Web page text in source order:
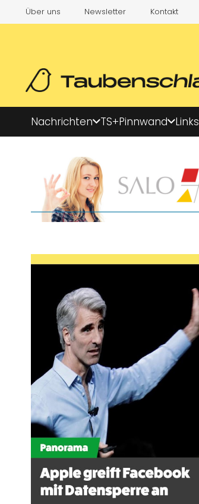
Über uns Newsletter Kontakt
Nachrichten TS+Pinnwand Links